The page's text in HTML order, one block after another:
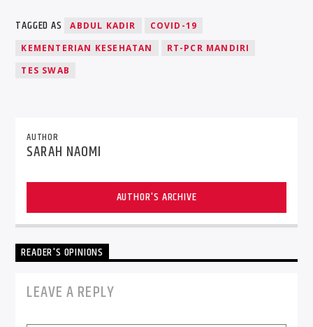
TAGGED AS ABDUL KADIR
COVID-19
KEMENTERIAN KESEHATAN
RT-PCR MANDIRI
TES SWAB
AUTHOR
SARAH NAOMI
AUTHOR'S ARCHIVE
READER'S OPINIONS
LEAVE A REPLY